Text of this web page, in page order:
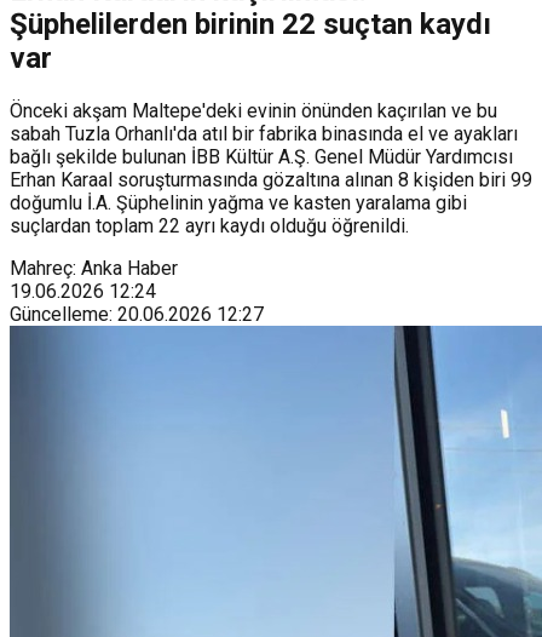
Şüphelilerden birinin 22 suçtan kaydı
var
Önceki akşam Maltepe'deki evinin önünden kaçırılan ve bu
sabah Tuzla Orhanlı'da atıl bir fabrika binasında el ve ayakları
bağlı şekilde bulunan İBB Kültür A.Ş. Genel Müdür Yardımcısı
Erhan Karaal soruşturmasında gözaltına alınan 8 kişiden biri 99
doğumlu İ.A. Şüphelinin yağma ve kasten yaralama gibi
suçlardan toplam 22 ayrı kaydı olduğu öğrenildi.
Mahreç: Anka Haber
19.06.2026 12:24
Güncelleme: 20.06.2026 12:27